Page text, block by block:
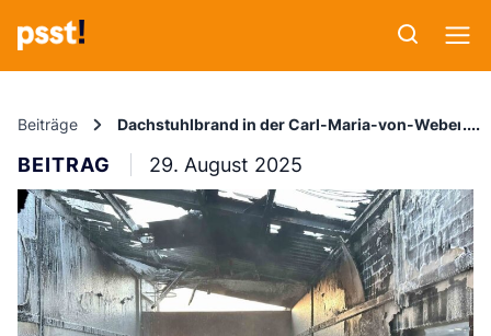
Beiträge Dachstuhlbrand in der Carl-Maria-von-Weber-
BEITRAG 29. August 2025